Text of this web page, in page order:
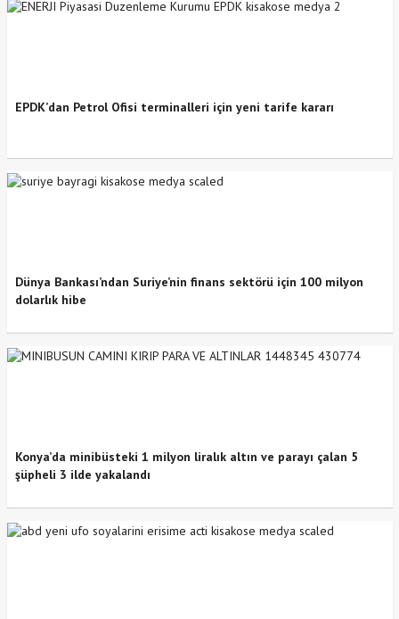
EPDK’dan Petrol Ofisi terminalleri için yeni tarife kararı
Dünya Bankası’ndan Suriye’nin finans sektörü için 100 milyon
dolarlık hibe
Konya’da minibüsteki 1 milyon liralık altın ve parayı çalan 5
şüpheli 3 ilde yakalandı